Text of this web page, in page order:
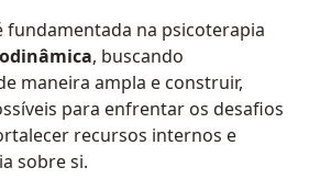
fundamentada na psicoterapia
, buscando
maneira ampla e construir,
para enfrentar os desafios
recursos internos e
sobre si.